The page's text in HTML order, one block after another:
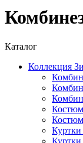
Каталог
Коллекция